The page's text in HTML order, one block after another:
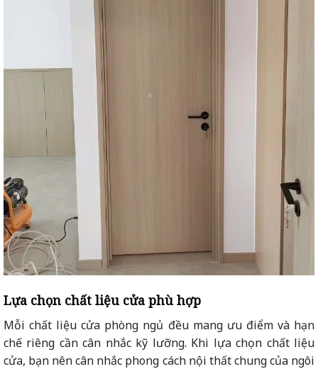
Lựa chọn chất liệu cửa phù hợp
Mỗi chất liệu cửa phòng ngủ đều mang ưu điểm và hạn
chế riêng cần cân nhắc kỹ lưỡng. Khi lựa chọn chất liệu
cửa, bạn nên cân nhắc phong cách nội thất chung của ngôi